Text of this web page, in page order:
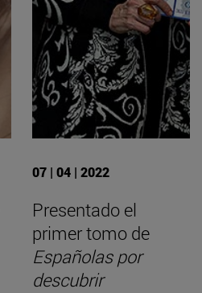
07 | 04 | 2022
Presentado el
primer tomo de
Españolas por
descubrir